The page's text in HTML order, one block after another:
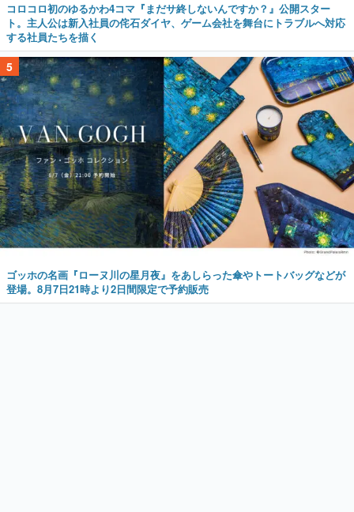
コロコロ初のゆるかわ4コマ『まだサ終しないんですか？』公開スター
ト。主人公は新入社員の侘石ダイヤ、ゲーム会社を舞台にトラブルへ対応
する社員たちを描く
5
ゴッホの名画『ローヌ川の星月夜』をあしらった傘やトートバッグなどが
登場。8月7日21時より2日間限定で予約販売